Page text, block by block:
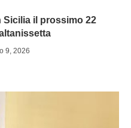
Sicilia il prossimo 22
9, 2026